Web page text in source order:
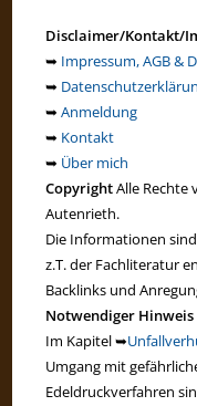
Disclaimer/Kontakt/
➥ Impressum, AGB &
➥
➥Anmeldung
➥ Kontakt
➥ Über mich
CopyrightAlle Rechte
Autenrieth.
Die Informationen
z.T. der Fachliteratur
Backlinks und
Notwendiger Hinweis
Im Kapitel ➥
Umgang mit
Edeldruckverfahren